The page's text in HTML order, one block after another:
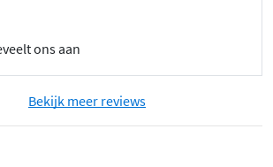
ons aan
Bekijk meer reviews